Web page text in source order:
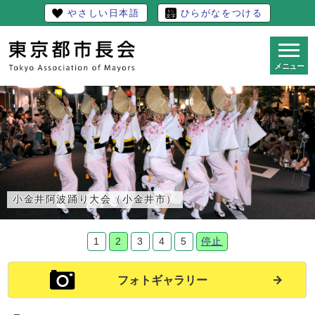
やさしい日本語 ひらがなをつける
メニュー
小金井阿波踊り大会（小金井市）
1 2 3 4 5 停止
フォトギャラリー